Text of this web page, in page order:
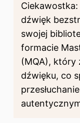
dźwięk
swojej
formacie
(MQA), który
dźwięku, co